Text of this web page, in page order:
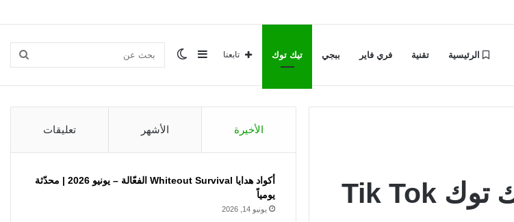
الرئيسية تقنية فري فاير ببجي تيك توك بحث الوضعإضافة
جانبي
تابعنا
أفضل برامج تحميل الفيديو من تيك توك Tik Tok
الأخيرة الأشهر تعليقات
أكواد هدايا Whiteout Survival الفعّالة – يونيو 2026 | محدّثة
يومياً
يونيو 14, 2026